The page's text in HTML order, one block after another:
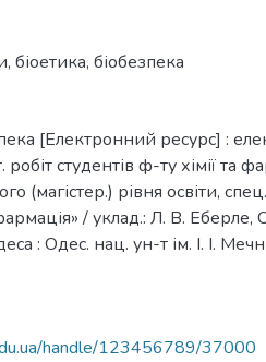
, біоетика, біобезпека
[Електронний ресурс] :
робіт студентів ф-ту хімії та
(магістер.) рівня освіти,
/ уклад.: Л. В. Еберле,
: Одес. нац. ун-т ім. І. І.
handle/123456789/37000